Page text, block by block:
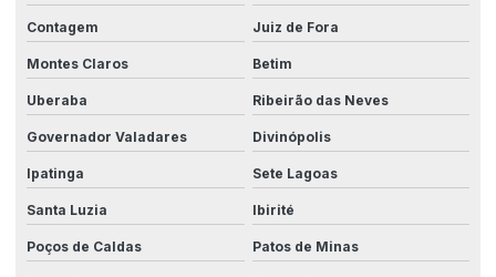
Monitoramento remoto de máquinas
Normas elétricas industriais
Otimização de processos com integração
Otimização de processos produtivos
Painéis de automação
Painéis banco de capacitores
Painéis ccm
Contagem Juiz de Fora
Montes Claros Betim
Uberaba Ribeirão das Neves
Governador Valadares Divinópolis
Ipatinga Sete Lagoas
Santa Luzia Ibirité
Poços de Caldas Patos de Minas